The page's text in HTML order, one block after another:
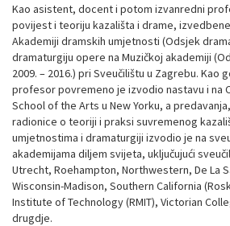
Kao asistent, docent i potom izvanredni
povijest i teoriju kazališta i drame,
Akademiji dramskih umjetnosti (Odsjek
dramaturgiju opere na Muzičkoj akademiji
2009. – 2016.) pri Sveučilištu u Zagrebu. Kao
profesor povremeno je izvodio nastavu i na
School of the Arts u New Yorku, a
radionice o teoriji i praksi suvremenog
umjetnostima i dramaturgiji izvodio je na
akademijama diljem svijeta, uključujući
Utrecht, Roehampton, Northwestern, De La
Wisconsin-Madison, Southern California
Institute of Technology (RMIT), Victorian
drugdje.